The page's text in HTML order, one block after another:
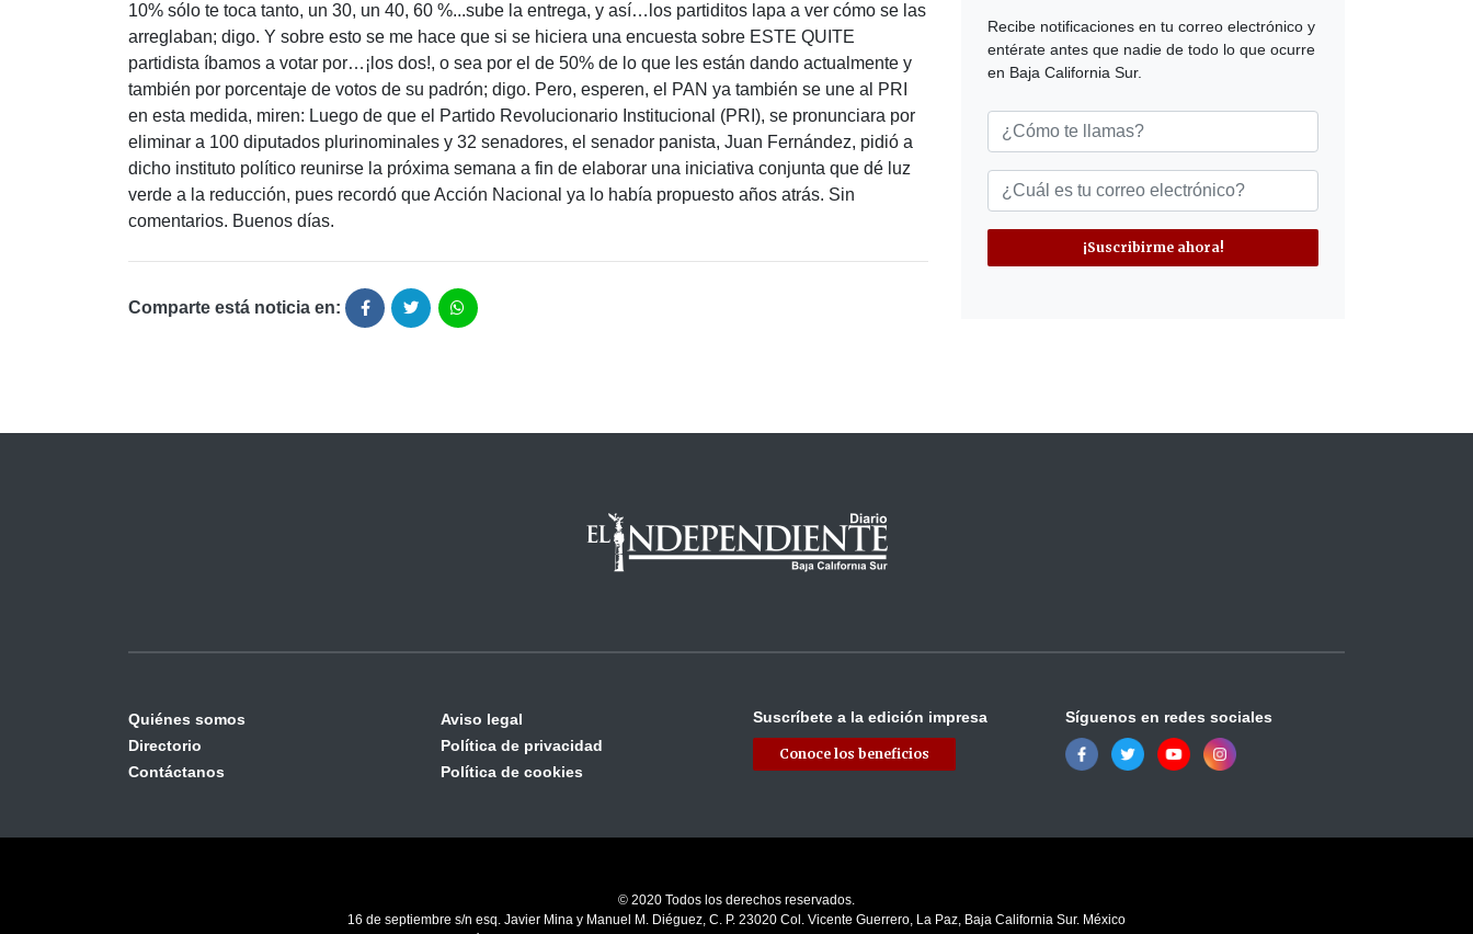
10% sólo te toca tanto, un 30, un 40, 60 %...sube la entrega, y así…los partiditos lapa a ver cómo se las
arreglaban; digo. Y sobre esto se me hace que si se hiciera una encuesta sobre ESTE QUITE
partidista íbamos a votar por…¡los dos!, o sea por el de 50% de lo que les están dando actualmente y
también por porcentaje de votos de su padrón; digo. Pero, esperen, el PAN ya también se une al PRI
en esta medida, miren: Luego de que el Partido Revolucionario Institucional (PRI), se pronunciara por
eliminar a 100 diputados plurinominales y 32 senadores, el senador panista, Juan Fernández, pidió a
dicho instituto político reunirse la próxima semana a fin de elaborar una iniciativa conjunta que dé luz
verde a la reducción, pues recordó que Acción Nacional ya lo había propuesto años atrás. Sin
comentarios. Buenos días.
Comparte está noticia en:
Recibe notificaciones en tu correo electrónico y
entérate antes que nadie de todo lo que ocurre
en Baja California Sur.
¡Suscribirme ahora!
Quiénes somos
Directorio
Contáctanos
Aviso legal
Política de privacidad
Política de cookies
Suscríbete a la edición impresa
Conoce los beneficios
Síguenos en redes sociales
© 2020 Todos los derechos reservados.
16 de septiembre s/n esq. Javier Mina y Manuel M. Diéguez, C. P. 23020 Col. Vicente Guerrero, La Paz, Baja California Sur. México